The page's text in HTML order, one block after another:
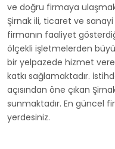
ve doğru firmaya
Şirnak ili, ticaret ve sanayi
firmanın faaliyet
ölçekli işletmelerden
bir yelpazede hizmet
katkı sağlamaktadır.
açısından öne çıkan
sunmaktadır. En güncel
yerdesiniz.